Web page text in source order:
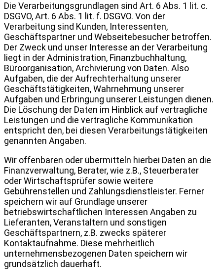
Die Verarbeitungsgrundlagen sind Art. 6 Abs. 1 lit. c.
DSGVO, Art. 6 Abs. 1 lit. f. DSGVO. Von der
Verarbeitung sind Kunden, Interessenten,
Geschäftspartner und Webseitebesucher betroffen.
Der Zweck und unser Interesse an der Verarbeitung
liegt in der Administration, Finanzbuchhaltung,
Büroorganisation, Archivierung von Daten. Also
Aufgaben, die der Aufrechterhaltung unserer
Geschäftstätigkeiten, Wahrnehmung unserer
Aufgaben und Erbringung unserer Leistungen dienen.
Die Löschung der Daten im Hinblick auf vertragliche
Leistungen und die vertragliche Kommunikation
entspricht den, bei diesen Verarbeitungstätigkeiten
genannten Angaben.
Wir offenbaren oder übermitteln hierbei Daten an die
Finanzverwaltung, Berater, wie z.B., Steuerberater
oder Wirtschaftsprüfer sowie weitere
Gebührenstellen und Zahlungsdienstleister. Ferner
speichern wir auf Grundlage unserer
betriebswirtschaftlichen Interessen Angaben zu
Lieferanten, Veranstaltern und sonstigen
Geschäftspartnern, z.B. zwecks späterer
Kontaktaufnahme. Diese mehrheitlich
unternehmensbezogenen Daten speichern wir
grundsätzlich dauerhaft.